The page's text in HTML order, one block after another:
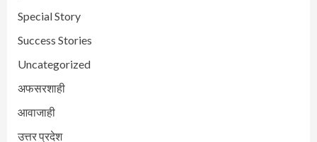
Special Story
Success Stories
Uncategorized
अफसरशाही
आवाजाही
उत्तर प्रदेश